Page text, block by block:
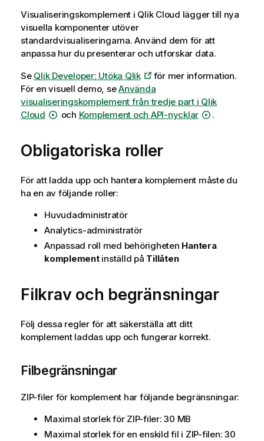
o
m
Q
l
k
l
o
d
G
o
r
n
e
n
Visualiseringskomplement i Qlik Cloud lägger till nya
visuella komponenter utöver
standardvisualiseringarna. Använd dem för att
anpassa hur du presenterar och utforskar data.
Se Qlik Developer: Utöka Qlik
för mer information.
För en visuell demo, seAnvända
visualiseringskomplement från tredje part i Qlik
Cloud
och Komplement och API-nycklar .
Obligatoriska roller
För att ladda upp och hantera komplement måste du
ha en av följande roller:
Huvudadministratör
Analytics-administratör
Anpassad roll med behörigheten Hantera
komplementinställd på Tillåten
Filkrav och begränsningar
Följ dessa regler för att säkerställa att ditt
komplement laddas upp och fungerar korrekt.
Filbegränsningar
ZIP-filer för komplement har följande begränsningar:
Maximal storlek för ZIP-filer: 30 MB
Maximal storlek för en enskild fil i ZIP-filen: 30